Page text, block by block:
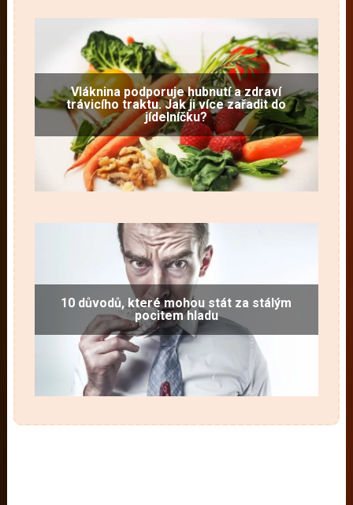
Vláknina podporuje hubnutí a zdraví
trávicího traktu. Jak ji více zařadit do
jídelníčku?
10 důvodů, které mohou stát za stálým
pocitem hladu